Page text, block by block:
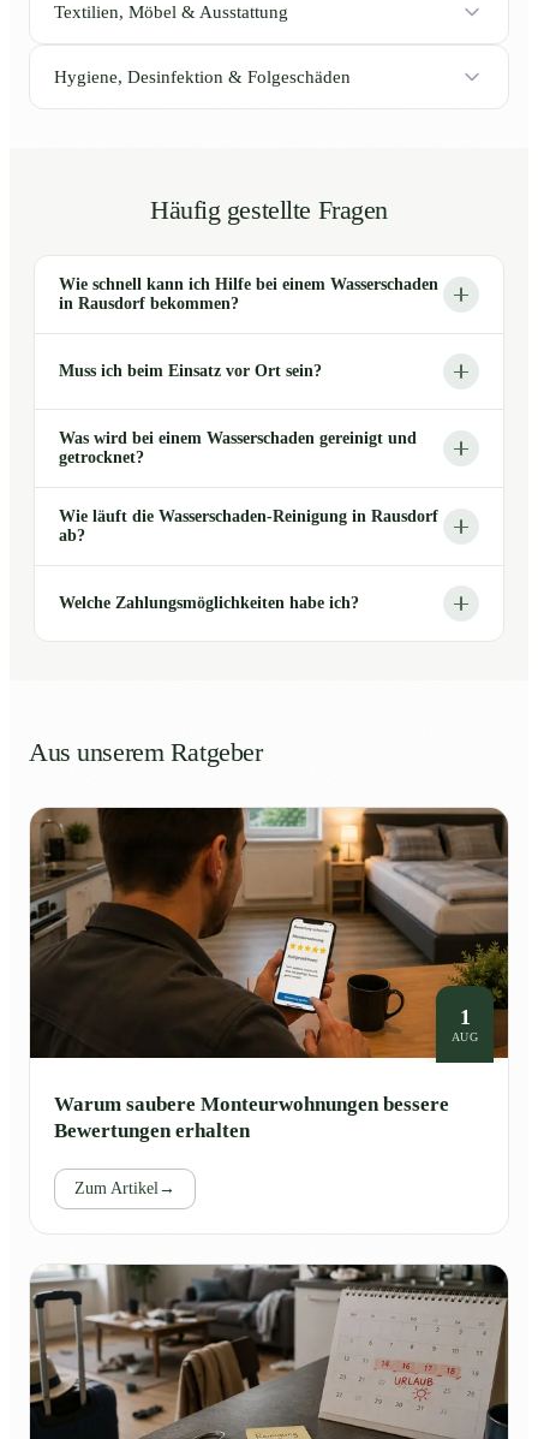
Textilien, Möbel & Ausstattung
Hygiene, Desinfektion & Folgeschäden
Häufig gestellte Fragen
Wie schnell kann ich Hilfe bei einem Wasserschaden
in Rausdorf bekommen?
Muss ich beim Einsatz vor Ort sein?
Was wird bei einem Wasserschaden gereinigt und
getrocknet?
Wie läuft die Wasserschaden-Reinigung in Rausdorf
ab?
Welche Zahlungsmöglichkeiten habe ich?
Aus unserem Ratgeber
1
AUG
Warum saubere Monteurwohnungen bessere
Bewertungen erhalten
Zum Artikel→